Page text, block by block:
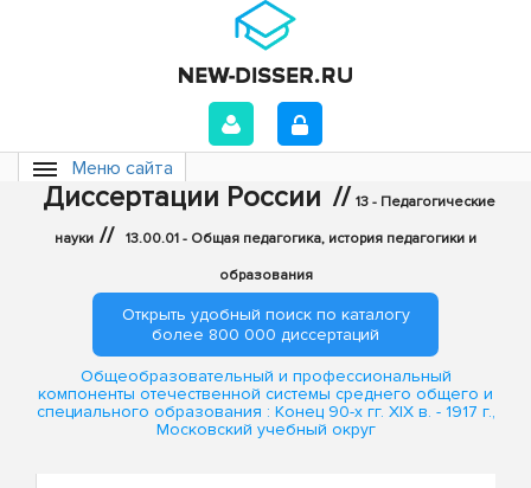
Меню сайта
Диссертации России // 13 - Педагогические
науки // 13.00.01 - Общая педагогика, история педагогики и
образования
Открыть удобный поиск по каталогу
более 800 000 диссертаций
Общеобразовательный и профессиональный
компоненты отечественной системы среднего общего и
специального образования : Конец 90-х гг. XIX в. - 1917 г.,
Московский учебный округ